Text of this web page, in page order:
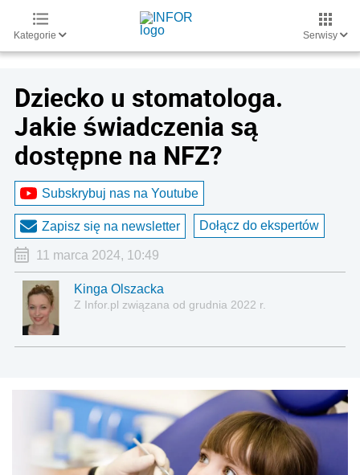
Kategorie Serwisy
Dziecko u stomatologa.
Jakie świadczenia są
dostępne na NFZ?
Subskrybuj nas na Youtube
Zapisz się na newsletter Dołącz do ekspertów
11 marca 2024, 10:49
Kinga Olszacka
Z Infor.pl związana od grudnia 2022 r.